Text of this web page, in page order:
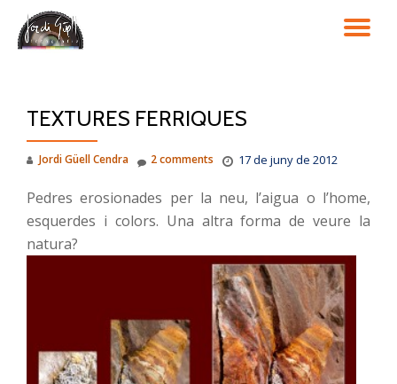
Skip
TEXTURES FERRIQUES
Jordi Güell Cendra 17 de juny de 2012
2 comments
Pedres erosionades per la neu, l’aigua o l’home,
esquerdes i colors. Una altra forma de veure la
natura?